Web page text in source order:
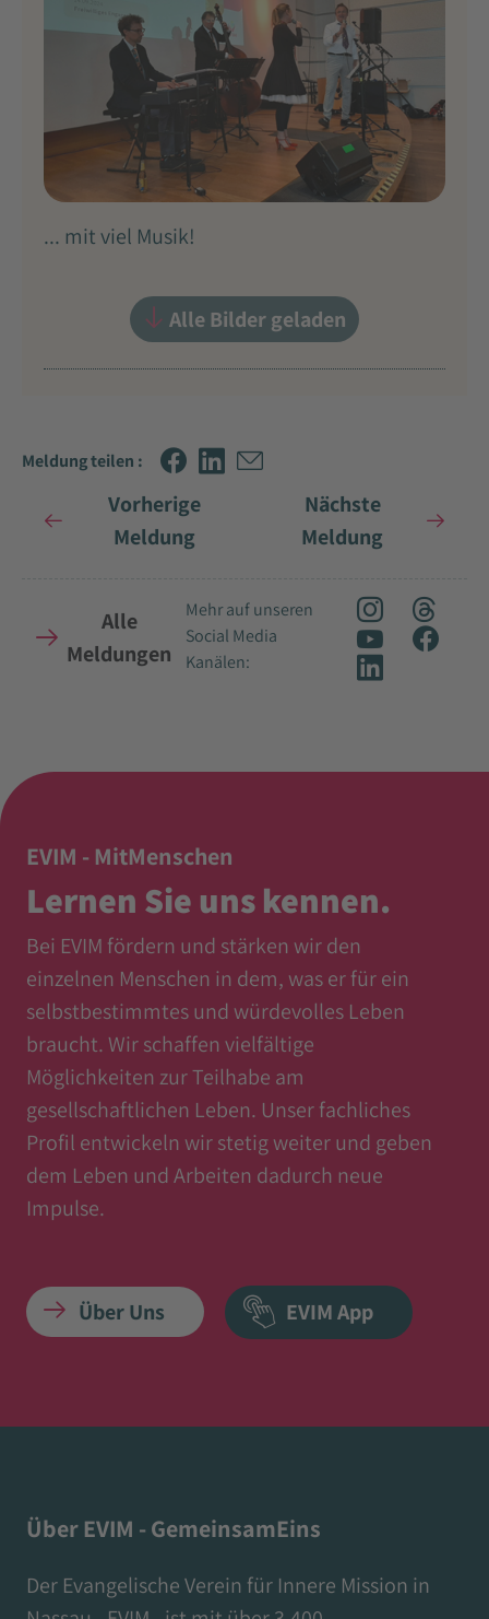
... mit viel Musik!
Alle Bilder geladen
Meldung teilen :
Vorherige
Meldung
Nächste
Meldung
Alle
Meldungen
Mehr auf unseren
Social Media
Kanälen:
EVIM - MitMenschen
Lernen Sie uns kennen.
Bei EVIM fördern und stärken wir den
einzelnen Menschen in dem, was er für ein
selbstbestimmtes und würdevolles Leben
braucht. Wir schaffen vielfältige
Möglichkeiten zur Teilhabe am
gesellschaftlichen Leben. Unser fachliches
Profil entwickeln wir stetig weiter und geben
dem Leben und Arbeiten dadurch neue
Impulse.
Über Uns EVIM App
Über EVIM - GemeinsamEins
Der Evangelische Verein für Innere Mission in